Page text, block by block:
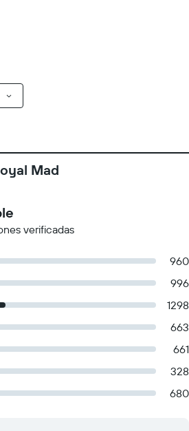
Mad
verificadas
960
996
1298
663
661
328
680